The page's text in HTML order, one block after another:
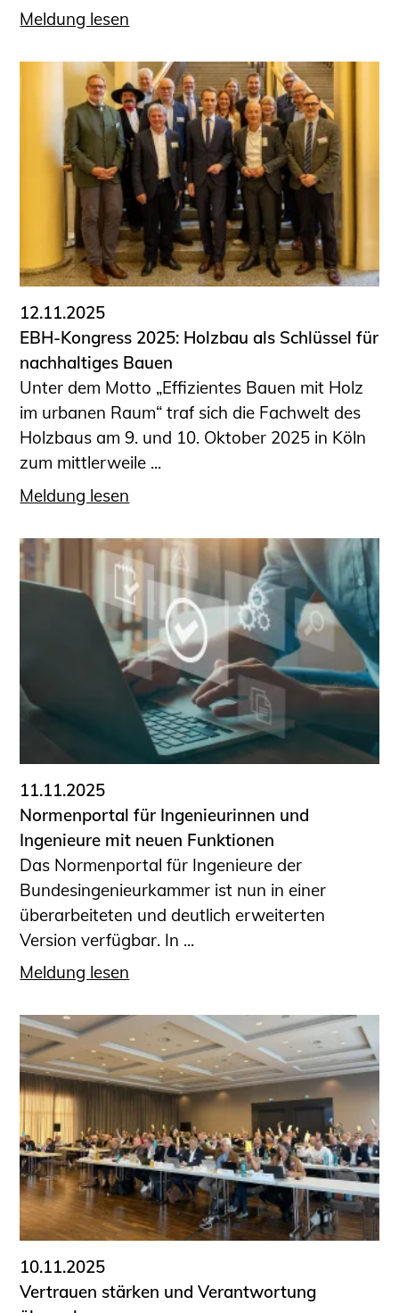
Meldung lesen
12.11.2025
EBH-Kongress 2025: Holzbau als Schlüssel für
nachhaltiges Bauen
Unter dem Motto „Effizientes Bauen mit Holz
im urbanen Raum“ traf sich die Fachwelt des
Holzbaus am 9. und 10. Oktober 2025 in Köln
zum mittlerweile ...
Meldung lesen
11.11.2025
Normenportal für Ingenieurinnen und
Ingenieure mit neuen Funktionen
Das Normenportal für Ingenieure der
Bundesingenieurkammer ist nun in einer
überarbeiteten und deutlich erweiterten
Version verfügbar. In ...
Meldung lesen
10.11.2025
Vertrauen stärken und Verantwortung